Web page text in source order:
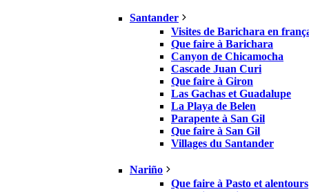
Santander
Visites de Barichara en
Que faire à Barichara
Canyon de Chicamocha
Cascade Juan Curi
Que faire à Giron
Las Gachas et Guadalupe
La Playa de Belen
Parapente à San Gil
Que faire à San Gil
Villages du Santander
Nariño
Que faire à Pasto et alentours